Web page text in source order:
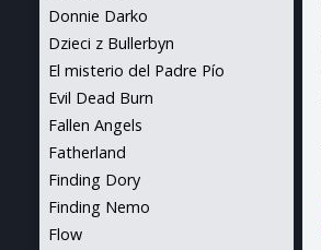
Donnie Darko
Dzieci z Bullerbyn
El misterio del Padre Pío
Evil Dead Burn
Fallen Angels
Fatherland
Finding Dory
Finding Nemo
Flow